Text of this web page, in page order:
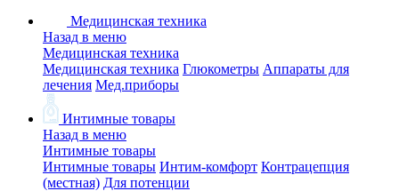
Медицинская техника
Назад в меню
Медицинская техника
Медицинская техника Глюкометры Аппараты для
лечения Мед.приборы
Интимные товары
Назад в меню
Интимные товары
Интимные товары Интим-комфорт Контрацепция
(местная) Для потенции